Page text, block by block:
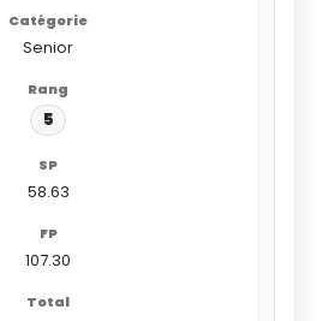
Senior
5
58.63
107.30